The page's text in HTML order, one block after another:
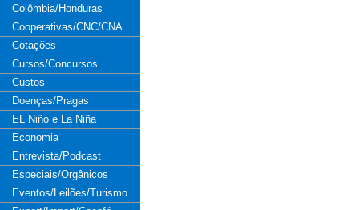
Colômbia/Honduras
Cooperativas/CNC/CNA
Cotações
Cursos/Concursos
Custos
Doenças/Pragas
EL Niño e La Niña
Economia
Entrevista/Podcast
Especiais/Orgânicos
Eventos/Leilões/Turismo